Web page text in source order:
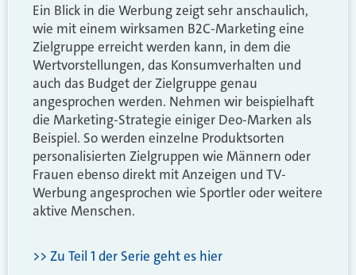
Ein Blick in die Werbung zeigt sehr anschaulich,
wie mit einem wirksamen B2C-Marketing eine
Zielgruppe erreicht werden kann, in dem die
Wertvorstellungen, das Konsumverhalten und
auch das Budget der Zielgruppe genau
angesprochen werden. Nehmen wir beispielhaft
die Marketing-Strategie einiger Deo-Marken als
Beispiel. So werden einzelne Produktsorten
personalisierten Zielgruppen wie Männern oder
Frauen ebenso direkt mit Anzeigen und TV-
Werbung angesprochen wie Sportler oder weitere
aktive Menschen.
>> Zu Teil 1 der Serie geht es hier